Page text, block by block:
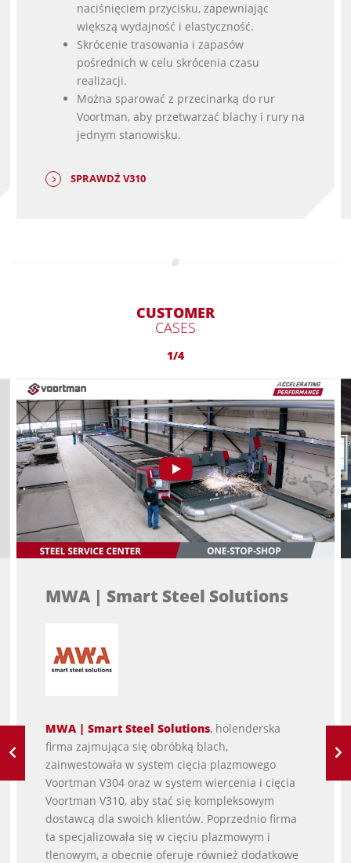
naciśnięciem przycisku, zapewniając
większą wydajność i elastyczność.
Skrócenie trasowania i zapasów
pośrednich w celu skrócenia czasu
realizacji.
Można sparować z przecinarką do rur
Voortman, aby przetwarzać blachy i rury na
jednym stanowisku.
SPRAWDŹ V310
CUSTOMER
CASES
1/4
MWA | Smart Steel Solutions
MWA | Smart Steel Solutions, holenderska
firma zajmująca się obróbką blach,
zainwestowała w system cięcia plazmowego
Voortman V304 oraz w system wiercenia i cięcia
Voortman V310, aby stać się kompleksowym
dostawcą dla swoich klientów. Poprzednio firma
ta specjalizowała się w cięciu plazmowym i
tlenowym, a obecnie oferuje również dodatkowe